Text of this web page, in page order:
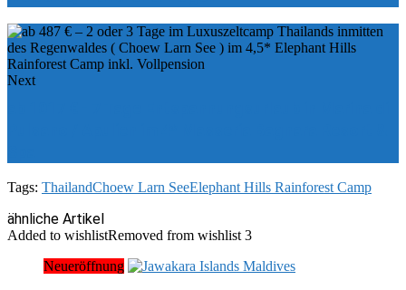
Next
Tags: ThailandChoew Larn SeeElephant Hills Rainforest Camp
ähnliche Artikel
Added to wishlistRemoved from wishlist 3
Neueröffnung